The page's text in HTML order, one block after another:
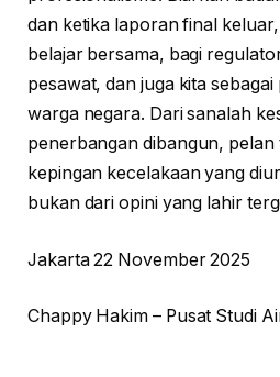
dan ketika laporan final
belajar bersama, bagi
pesawat, dan juga kita
warga negara. Dari sanalah
penerbangan dibangun, pelan
kepingan kecelakaan yang
bukan dari opini yang lahir
Jakarta 22 November 2025
Chappy Hakim – Pusat Studi